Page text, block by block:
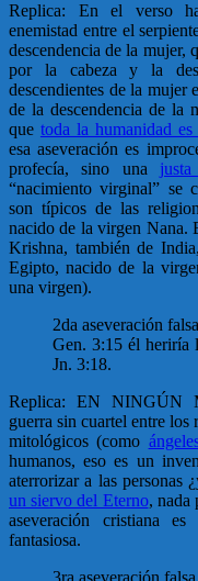
Replica: En el verso
enemistad entre el
descendencia de la mujer,
por la cabeza y la
descendientes de la mujer
de la descendencia de la
que toda la humanidad es
esa aseveración es
profecía, sino una
“nacimiento virginal” se
son típicos de las
nacido de la virgen Nana.
Krishna, también de
Egipto, nacido de la
una virgen).
2da aseveración
Gen. 3:15 él heriría
Jn. 3:18.
Replica: EN NINGÚN
guerra sin cuartel entre los
mitológicos (como
humanos, eso es un
aterrorizar a las personas
un siervo del Eterno, nada
aseveración cristiana
fantasiosa.